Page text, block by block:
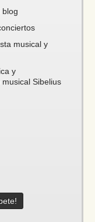
blog
musical y
y
Sibelius